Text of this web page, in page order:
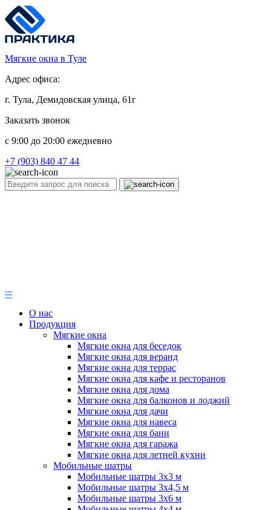
Мягкие окна в Туле
Адрес офиса:
г. Тула, Демидовская улица, 61г
Заказать звонок
c 9:00 до 20:00 ежедневно
+7 (903) 840 47 44
О нас
Продукция
Мягкие окна
Мягкие окна для беседок
Мягкие окна для веранд
Мягкие окна для террас
Мягкие окна для кафе и ресторанов
Мягкие окна для дома
Мягкие окна для балконов и лоджий
Мягкие окна для дачи
Мягкие окна для навеса
Мягкие окна для бани
Мягкие окна для гаража
Мягкие окна для летней кухни
Мобильные шатры
Мобильные шатры 3х3 м
Мобильные шатры 3х4,5 м
Мобильные шатры 3х6 м